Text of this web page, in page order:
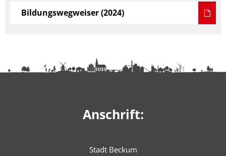
Bildungswegweiser (2024)
Anschrift:
Stadt Beckum